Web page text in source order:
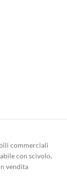
commerciali
con scivolo,
vendita